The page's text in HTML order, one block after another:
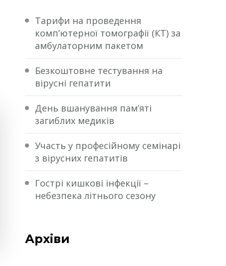
Тарифи на проведення
комп’ютерної томографії (КТ) за
амбулаторним пакетом
Безкоштовне тестування на
вірусні гепатити
День вшанування пам’яті
загиблих медиків
Участь у професійному семінарі
з вірусних гепатитів
Гострі кишкові інфекції –
небезпека літнього сезону
Архіви